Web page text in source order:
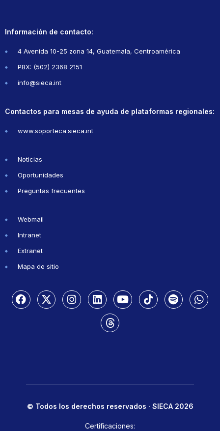
Información de contacto:
4 Avenida 10-25 zona 14, Guatemala, Centroamérica
PBX: (502) 2368 2151
info@sieca.int
Contactos para mesas de ayuda de plataformas regionales:
www.soporteca.sieca.int
Noticias
Oportunidades
Preguntas frecuentes
Webmail
Intranet
Extranet
Mapa de sitio
© Todos los derechos reservados · SIECA 2026
Certificaciones: